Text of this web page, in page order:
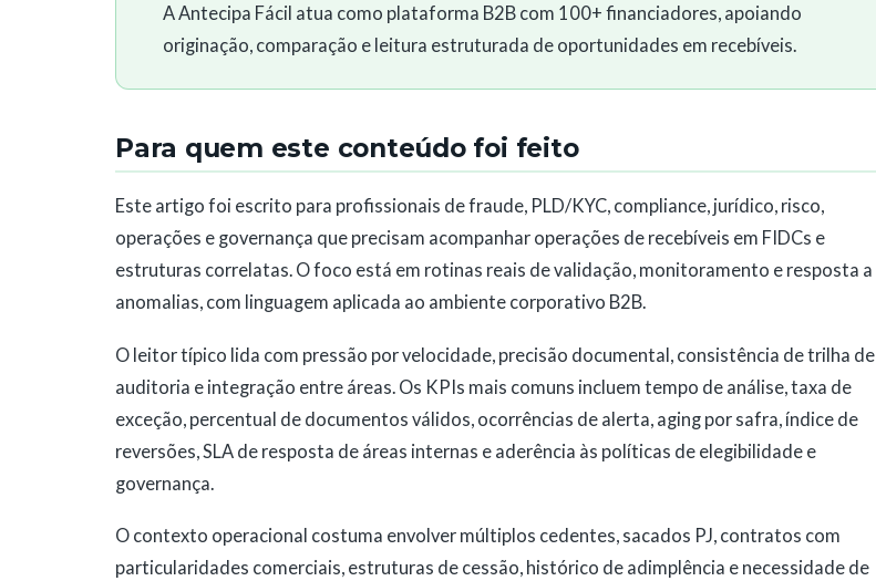
A Antecipa Fácil atua como plataforma B2B com 100+ financiadores, apoiando
originação, comparação e leitura estruturada de oportunidades em recebíveis.
Para quem este conteúdo foi feito
Este artigo foi escrito para profissionais de fraude, PLD/KYC, compliance, jurídico, risco,
operações e governança que precisam acompanhar operações de recebíveis em FIDCs e
estruturas correlatas. O foco está em rotinas reais de validação, monitoramento e resposta a
anomalias, com linguagem aplicada ao ambiente corporativo B2B.
O leitor típico lida com pressão por velocidade, precisão documental, consistência de trilha de
auditoria e integração entre áreas. Os KPIs mais comuns incluem tempo de análise, taxa de
exceção, percentual de documentos válidos, ocorrências de alerta, aging por safra, índice de
reversões, SLA de resposta de áreas internas e aderência às políticas de elegibilidade e
governança.
O contexto operacional costuma envolver múltiplos cedentes, sacados PJ, contratos com
particularidades comerciais, estruturas de cessão, histórico de adimplência e necessidade de